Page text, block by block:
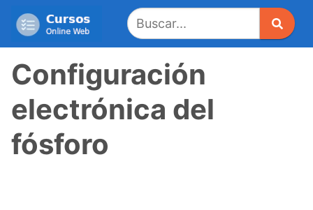
Configuración
electrónica del
fósforo